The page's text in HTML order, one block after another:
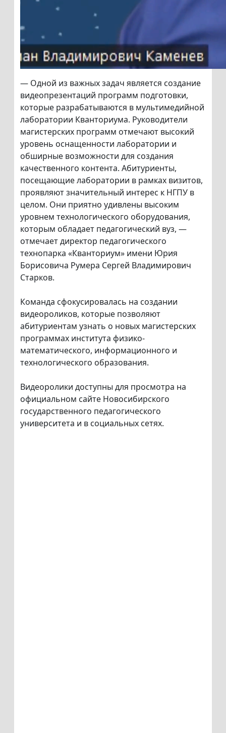
— Одной из важных задач является создание
видеопрезентаций программ подготовки,
которые разрабатываются в мультимедийной
лаборатории Кванториума. Руководители
магистерских программ отмечают высокий
уровень оснащенности лаборатории и
обширные возможности для создания
качественного контента. Абитуриенты,
посещающие лаборатории в рамках визитов,
проявляют значительный интерес к НГПУ в
целом. Они приятно удивлены высоким
уровнем технологического оборудования,
которым обладает педагогический вуз, —
отмечает директор педагогического
технопарка «Кванториум» имени Юрия
Борисовича Румера Сергей Владимирович
Старков.
Команда сфокусировалась на создании
видеороликов, которые позволяют
абитуриентам узнать о новых магистерских
программах института физико-
математического, информационного и
технологического образования.
Видеоролики доступны для просмотра на
официальном сайте Новосибирского
государственного педагогического
университета и в социальных сетях.